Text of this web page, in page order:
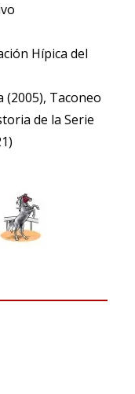
Hípica del
(2005), Taconeo
de la Serie